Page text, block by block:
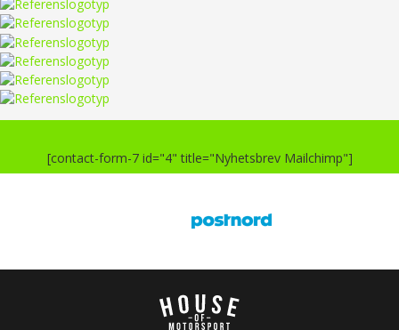
[contact-form-7 id="4" title="Nyhetsbrev Mailchimp"]